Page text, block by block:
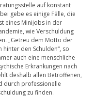
auf konstant
gebe es einige Fälle, die
eines Minijobs in der
wie Verschuldung
„Getreu dem Motto der
den Schulden“, so
auch eine menschliche
Erkrankungen nach
deshalb allen Betroffenen,
durch professionelle
zu finden.